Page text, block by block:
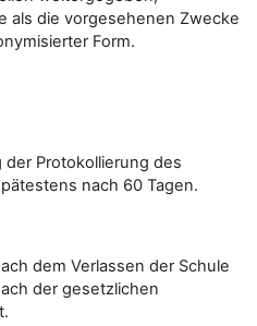
als die vorgesehenen Zwecke
Form.
Protokollierung des
nach 60 Tagen.
dem Verlassen der Schule
der gesetzlichen